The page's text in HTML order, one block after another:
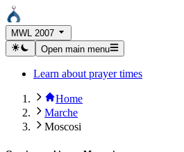
MWL 2007
Open main menu
Learn about prayer times
Home
Marche
Moscosi